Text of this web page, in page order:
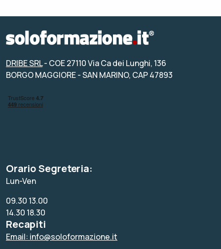
DRIBE SRL- COE 27110 Via Ca dei Lunghi, 136
BORGO MAGGIORE - SAN MARINO, CAP 47893
Orario Segreteria:
Lun-Ven
09.30 13.00
14.30 18.30
Recapiti
Email: info@soloformazione.it